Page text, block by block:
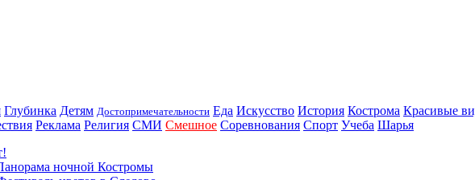
Глубинка Детям Достопримечательности Еда Искусство История Кострома Красивые
Реклама Религия СМИ Смешное Соревнования Спорт Учеба Шарья